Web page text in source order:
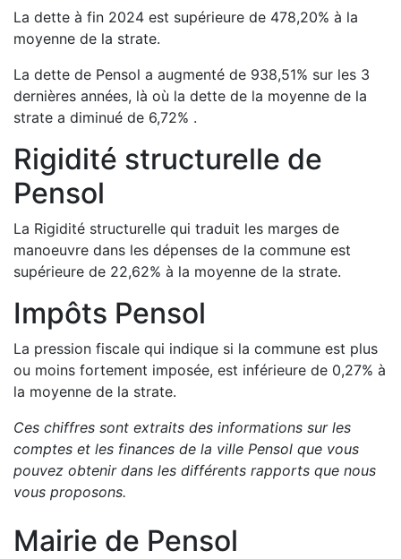
La dette à fin 2024 est supérieure de 478,20% à la
moyenne de la strate.
La dette de Pensol a augmenté de 938,51% sur les 3
dernières années, là où la dette de la moyenne de la
strate a diminué de 6,72% .
Rigidité structurelle de
Pensol
La Rigidité structurelle qui traduit les marges de
manoeuvre dans les dépenses de la commune est
supérieure de 22,62% à la moyenne de la strate.
Impôts Pensol
La pression fiscale qui indique si la commune est plus
ou moins fortement imposée, est inférieure de 0,27% à
la moyenne de la strate.
Ces chiffres sont extraits des informations sur les
comptes et les finances de la ville Pensol que vous
pouvez obtenir dans les différents rapports que nous
vous proposons.
Mairie de Pensol